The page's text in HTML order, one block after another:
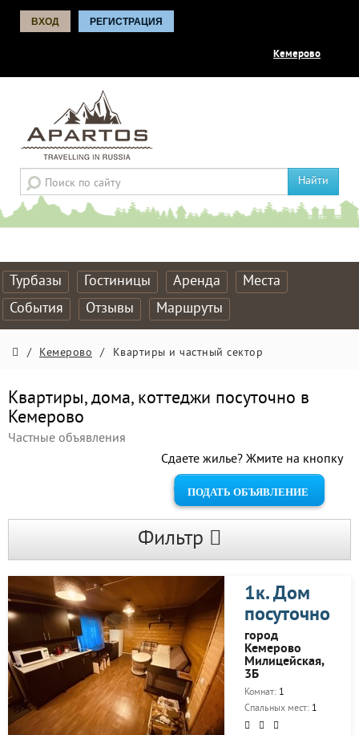
ВХОД РЕГИСТРАЦИЯ
Кемерово
Найти
Турбазы Гостиницы Аренда
Места
События
Отзывы Маршруты
/ Кемерово / Квартиры и частный сектор
Квартиры, дома, коттеджи посуточно в
Кемерово
Частные объявления
Сдаете жилье? Жмите на кнопку
ПОДАТЬ ОБЪЯВЛЕНИЕ
Фильтр
1к. Дом
посуточно
город
Кемерово
Милицейская,
3Б
Комнат: 1
Спальных мест: 1